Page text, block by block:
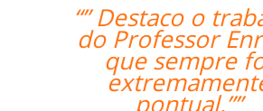
“”Working with
was fantastic.
Kiernan Hogan
Curso de Português em